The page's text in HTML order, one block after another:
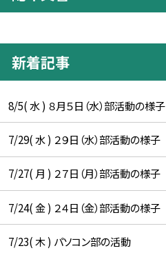
新着記事
8/5( 水 ) ８月５日（水）部活動の様子
7/29( 水 ) ２９日（水）部活動の様子
7/27( 月 ) ２７日（月）部活動の様子
7/24( 金 ) ２４日（金）部活動の様子
7/23( 木 ) パソコン部の活動